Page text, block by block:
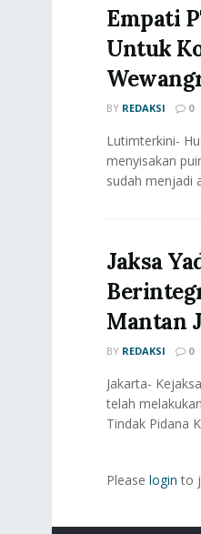
Empati
Untuk
BY REDAKSI 0
Lutimterkini-
menyisakan
sudah menjadi
Jaksa
Mantan
BY REDAKSI 0
Jakarta-
telah
Tindak Pidana
Please login to